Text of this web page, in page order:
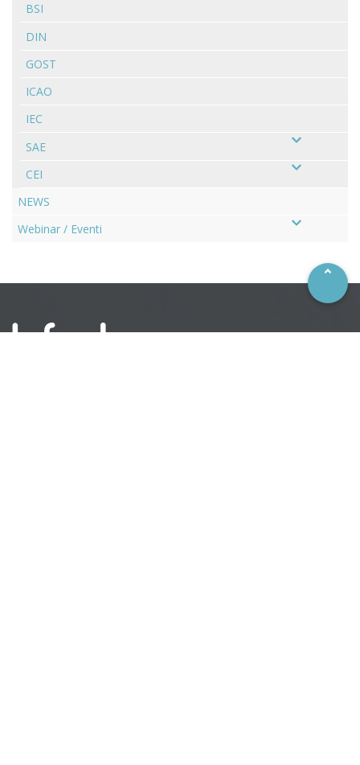
BSI
DIN
GOST
ICAO
IEC
SAE
CEI
NEWS
Webinar / Eventi